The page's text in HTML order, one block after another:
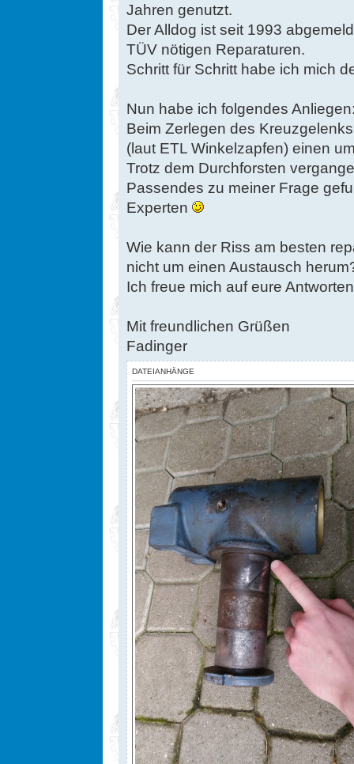
Jahren genutzt.
Der Alldog ist seit 1993
TÜV nötigen Reparaturen.
Schritt für Schritt habe ich mich
Nun habe ich folgendes
Beim Zerlegen des
(laut ETL Winkelzapfen) einen
Trotz dem Durchforsten
Passendes zu meiner Frage
Experten
Wie kann der Riss am besten
nicht um einen Austausch
Ich freue mich auf eure
Mit freundlichen Grüßen
Fadinger
DATEIANHÄNGE